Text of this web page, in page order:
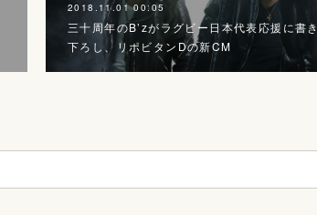
2018.11.01 00:05
三十周年のB’zがラグビー日本代表応援に書き
下ろし、リポビタンDの新CM